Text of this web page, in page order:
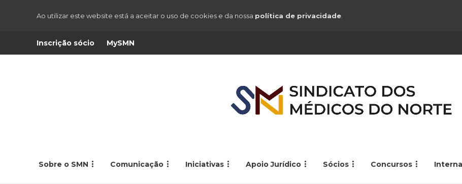
Ao utilizar este website está a aceitar o uso de cookies e da nossa política de privacidade
Inscrição sócio MySMN
Sobre o SMN Comunicação Iniciativas Apoio Jurídico Sócios Concursos